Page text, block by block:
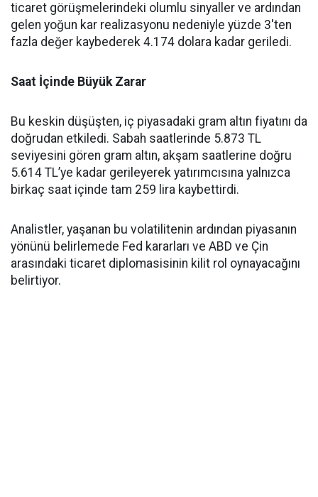
ticaret görüşmelerindeki olumlu sinyaller ve ardından
gelen yoğun kar realizasyonu nedeniyle yüzde 3'ten
fazla değer kaybederek 4.174 dolara kadar geriledi.
Saat İçinde Büyük Zarar
Bu keskin düşüşten, iç piyasadaki gram altın fiyatını da
doğrudan etkiledi. Sabah saatlerinde 5.873 TL
seviyesini gören gram altın, akşam saatlerine doğru
5.614 TL’ye kadar gerileyerek yatırımcısına yalnızca
birkaç saat içinde tam 259 lira kaybettirdi.
Analistler, yaşanan bu volatilitenin ardından piyasanın
yönünü belirlemede Fed kararları ve ABD ve Çin
arasındaki ticaret diplomasisinin kilit rol oynayacağını
belirtiyor.